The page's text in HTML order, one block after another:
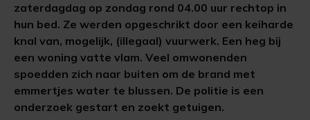
zaterdagdag op zondag rond 04.00 uur rechtop in
hun bed. Ze werden opgeschrikt door een keiharde
knal van, mogelijk, (illegaal) vuurwerk. Een heg bij
een woning vatte vlam. Veel omwonenden
spoedden zich naar buiten om de brand met
emmertjes water te blussen. De politie is een
onderzoek gestart en zoekt getuigen.